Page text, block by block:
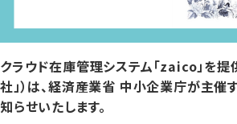
クラウド在庫管理システム「zaico」を提
社」）は、経済産業省 中小企業庁が主
知らせいたします。